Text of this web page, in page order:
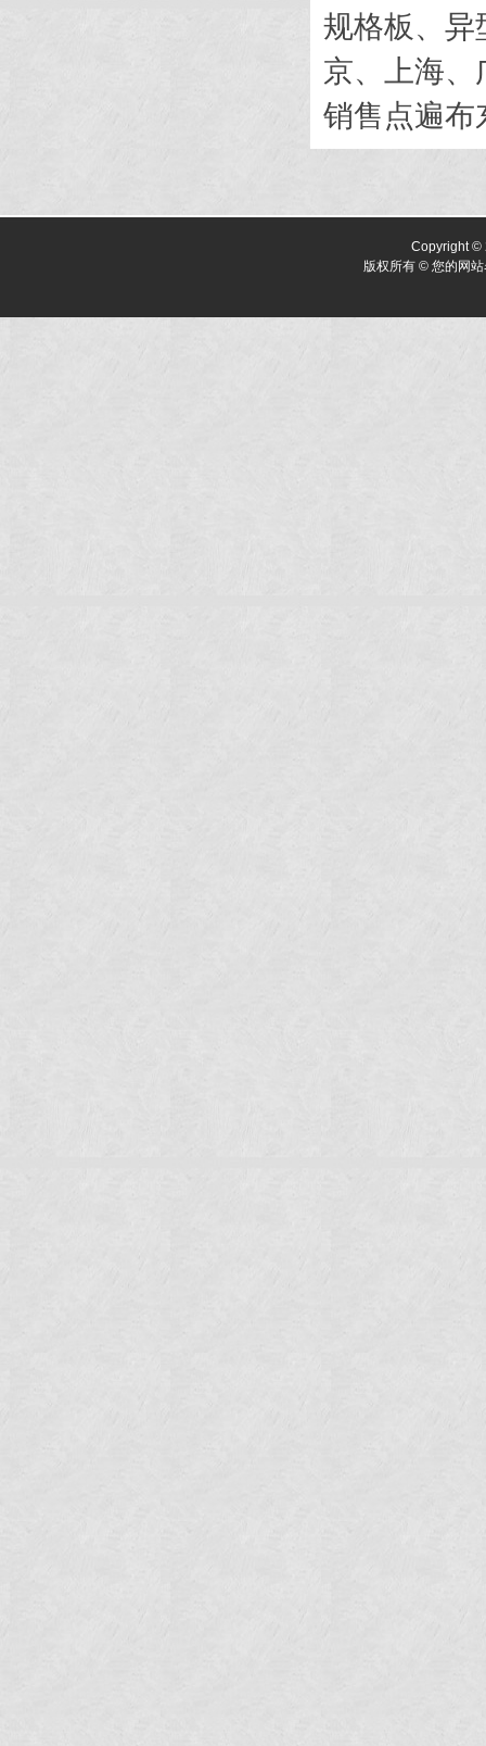
规格板、异
京、上海、
销售点遍布
Copyright ©
版权所有 © 您的网